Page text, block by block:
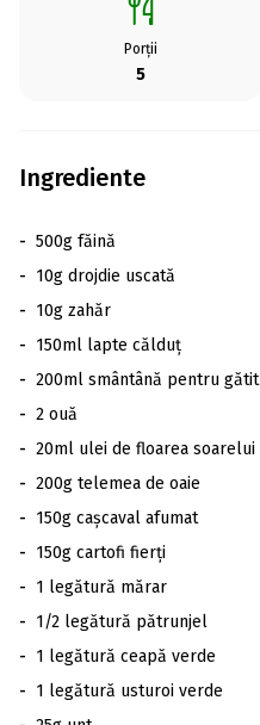
Porții
5
Ingrediente
- 500g făină
- 10g drojdie uscată
- 10g zahăr
- 150ml lapte călduț
- 200ml smântână pentru gătit
- 2 ouă
- 20ml ulei de floarea soarelui
- 200g telemea de oaie
- 150g cașcaval afumat
- 150g cartofi fierți
- 1 legătură mărar
- 1/2 legătură pătrunjel
- 1 legătură ceapă verde
- 1 legătură usturoi verde